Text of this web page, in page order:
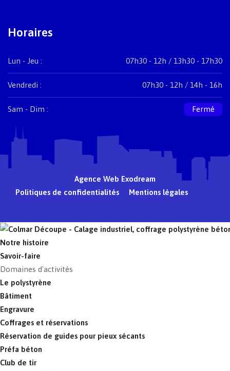
Horaires
Lun - Jeu : 07h30 - 12h / 13h30 - 17h30
Vendredi : 07h30 - 12h / 14h - 16h
Sam - Dim : Fermé
Agence Web Exodream
Politiques de confidentialités
Mentions légales
Notre histoire
Savoir-faire
Domaines d'activités
Le polystyrène
Bâtiment
Engravure
Coffrages et réservations
Réservation de guides pour pieux sécants
Préfa béton
Club de tir